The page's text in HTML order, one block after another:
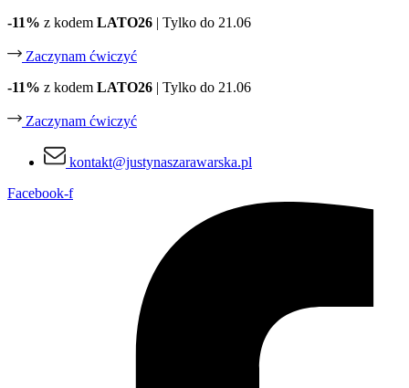
Przejdź
treści
-11% z kodem LATO26 | Tylko do 21.06
Zaczynam ćwiczyć
-11% z kodem LATO26 | Tylko do 21.06
Zaczynam ćwiczyć
kontakt@justynaszarawarska.pl
Facebook-f